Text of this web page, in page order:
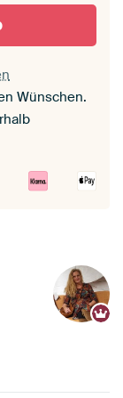
Wünschen.